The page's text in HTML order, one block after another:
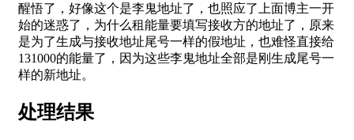
醒悟了，好像这个是李鬼地址了，也照应了上面博主一开
始的迷惑了，为什么租能量要填写接收方的地址了，原来
是为了生成与接收地址尾号一样的假地址，也难怪直接给
131000的能量了，因为这些李鬼地址全部是刚生成尾号一
样的新地址。
处理结果